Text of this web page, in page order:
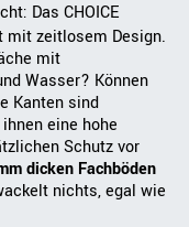
Das CHOICE
mit zeitlosem Design.
mit
Wasser? Können
Kanten sind
eine hohe
Schutz vor
dicken Fachböden
nichts, egal wie